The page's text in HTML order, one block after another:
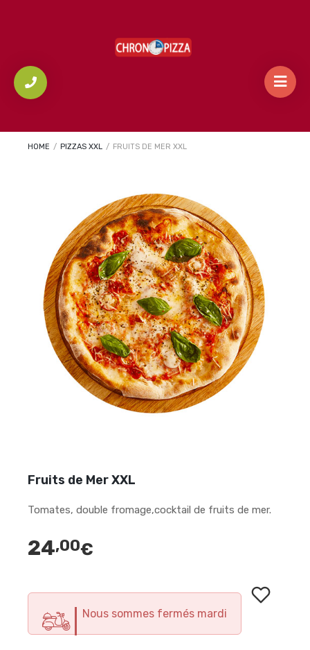
HOME / PIZZAS XXL / FRUITS DE MER XXL
Fruits de Mer XXL
Tomates, double fromage,cocktail de fruits de mer.
24,00€
Nous sommes fermés mardi